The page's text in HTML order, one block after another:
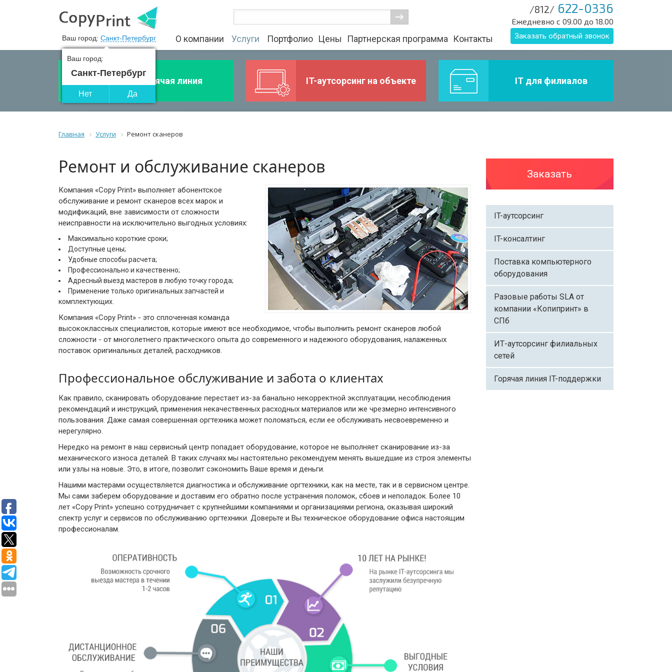
Ваш город: Санкт-Петербург
Ваш город:
Санкт-Петербург
Нет Да
/812/ 622-0336
Ежедневно с 09.00 до 18.00
Заказать обратный звонок
О компании Услуги Портфолио Цены Партнерская программа Контакты
Горячая линия IT-аутсорсинг на объекте IT для филиалов
Главная Услуги Ремонт сканеров
Ремонт и обслуживание сканеров
Компания «Copy Print» выполняет абонентское
обслуживание и ремонт сканеров всех марок и
модификаций, вне зависимости от сложности
неисправности на исключительно выгодных условиях:
Максимально короткие сроки;
Доступные цены;
Удобные способы расчета;
Профессионально и качественно;
Адресный выезд мастеров в любую точку города;
Применение только оригинальных запчастей и
комплектующих.
Компания «Copy Print» - это сплоченная команда
высококлассных специалистов, которые имеют все необходимое, чтобы выполнить ремонт сканеров любой
сложности - от многолетнего практического опыта до современного и надежного оборудования, налаженных
поставок оригинальных деталей, расходников.
Профессиональное обслуживание и забота о клиентах
Как правило, сканировать оборудование перестает из-за банально некорректной эксплуатации, несоблюдения
рекомендаций и инструкций, применения некачественных расходных материалов или же чрезмерно интенсивного
пользования. Даже самая совершенная оргтехника может поломаться, если ее обслуживать несвоевременно и
нерегулярно.
Нередко на ремонт в наш сервисный центр попадает оборудование, которое не выполняет сканирование из-за
механического износа деталей. В таких случаях мы настоятельно рекомендуем менять вышедшие из строя элементы
или узлы на новые. Это, в итоге, позволит сэкономить Ваше время и деньги.
Нашими мастерами осуществляется диагностика и обслуживание оргтехники, как на месте, так и в сервисном центре.
Мы сами заберем оборудование и доставим его обратно после устранения поломок, сбоев и неполадок. Более 10
лет «Copy Print» успешно сотрудничает с крупнейшими компаниями и организациями региона, оказывая широкий
спектр услуг и сервисов по обслуживанию оргтехники. Доверьте и Вы техническое оборудование офиса настоящим
профессионалам.
Заказать
IT-аутсорсинг
IT-консалтинг
Поставка компьютерного
оборудования
Разовые работы SLA от
компании «Копипринт» в
СПб
ИТ-аутсорсинг филиальных
сетей
Горячая линия IT-поддержки